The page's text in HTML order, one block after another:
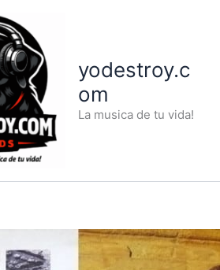
yodestroy.c
om
La musica de tu vida!